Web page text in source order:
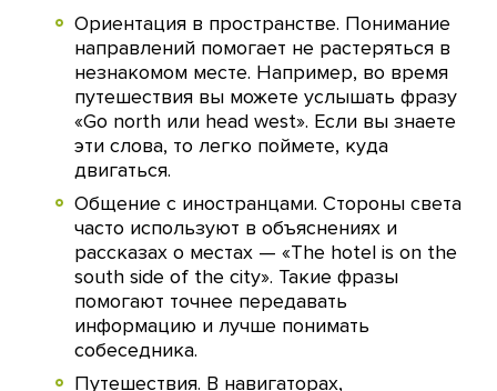
Ориентация в пространстве. Понимание
направлений помогает не растеряться в
незнакомом месте. Например, во время
путешествия вы можете услышать фразу
«Go north или head west». Если вы знаете
эти слова, то легко поймете, куда
двигаться.
Общение с иностранцами. Стороны света
часто используют в объяснениях и
рассказах о местах — «The hotel is on the
south side of the city». Такие фразы
помогают точнее передавать
информацию и лучше понимать
собеседника.
Путешествия. В навигаторах,